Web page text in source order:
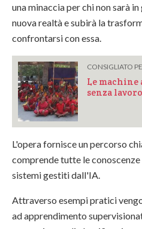
una minaccia per chi non sarà
nuova realtà e subirà la
confrontarsi con essa.
CONSIGLIATO
Le
senza
L'opera fornisce un percorso
comprende tutte le
sistemi gestiti dall'IA.
Attraverso esempi pratici
ad apprendimento